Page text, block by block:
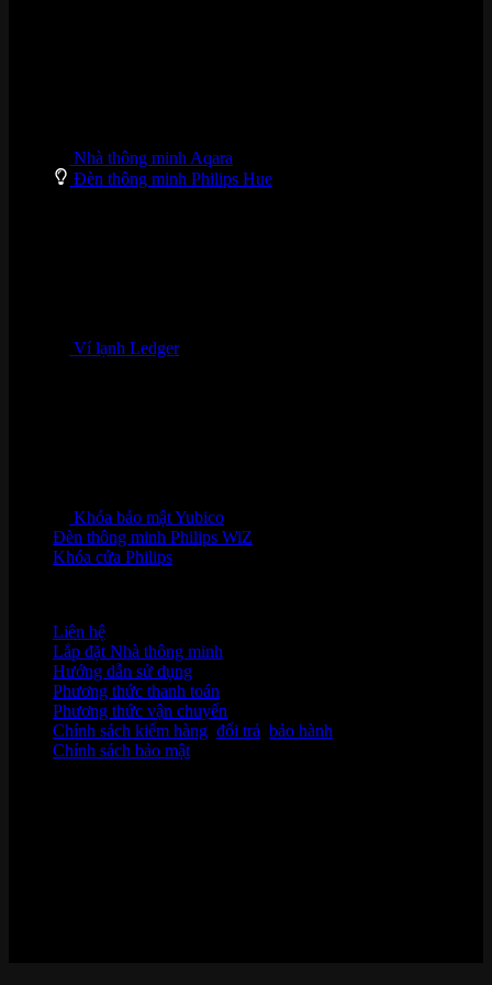
Nhà thông minh Aqara
Đèn thông minh Philips Hue
Ví lạnh Ledger
Khóa bảo mật Yubico
Đèn thông minh Philips WiZ
Khóa cửa Philips
Liên hệ
Lắp đặt Nhà thông minh
Hướng dẫn sử dụng
Phương thức thanh toán
Phương thức vận chuyển
Chính sách kiểm hàng đổi trả bảo hành
Chính sách bảo mật